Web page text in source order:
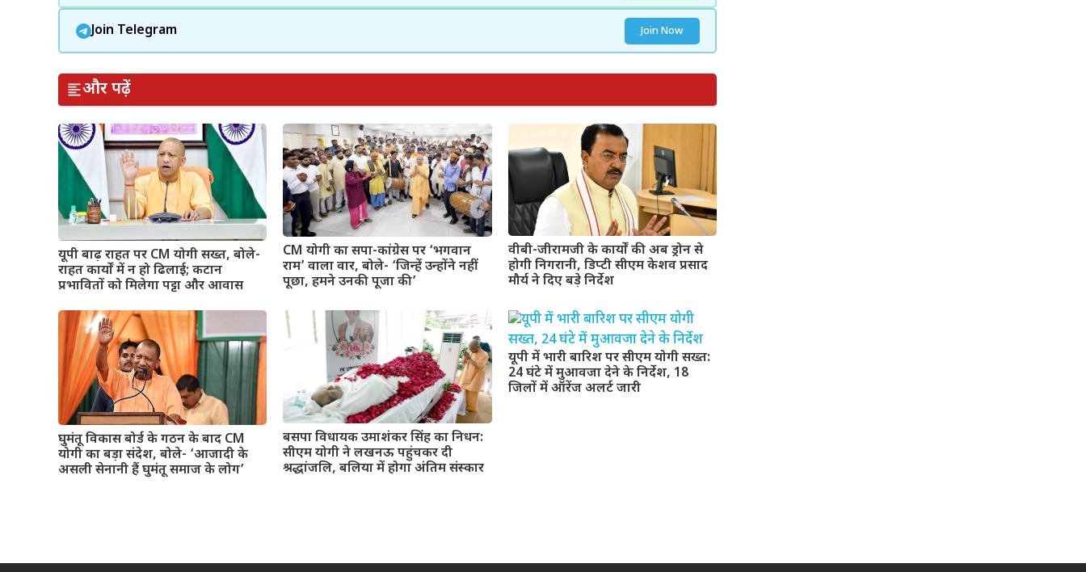
Join Telegram Join Now
और पढ़ें
यूपी बाढ़ राहत पर CM योगी सख्त, बोले-
राहत कार्यों में न हो ढिलाई; कटान
प्रभावितों को मिलेगा पट्टा और आवास
CM योगी का सपा-कांग्रेस पर ‘भगवान
राम’ वाला वार, बोले- ‘जिन्हें उन्होंने नहीं
पूछा, हमने उनकी पूजा की’
वीबी-जीरामजी के कार्यों की अब ड्रोन से
होगी निगरानी, डिप्टी सीएम केशव प्रसाद
मौर्य ने दिए बड़े निर्देश
घुमंतू विकास बोर्ड के गठन के बाद CM
योगी का बड़ा संदेश, बोले- ‘आजादी के
असली सेनानी हैं घुमंतू समाज के लोग’
बसपा विधायक उमाशंकर सिंह का निधन:
सीएम योगी ने लखनऊ पहुंचकर दी
श्रद्धांजलि, बलिया में होगा अंतिम संस्कार
यूपी में भारी बारिश पर सीएम योगी सख्त:
24 घंटे में मुआवजा देने के निर्देश, 18
जिलों में ऑरेंज अलर्ट जारी